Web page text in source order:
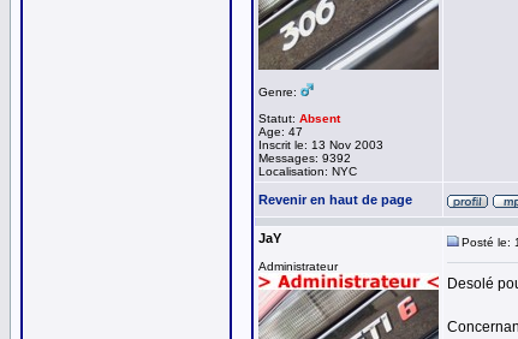
Genre:
Statut: Absent
Age: 47
Inscrit le: 13 Nov 2003
Messages: 9392
Localisation: NYC
Revenir en haut de page
JaY
Administrateur
Posté le:
Desolé